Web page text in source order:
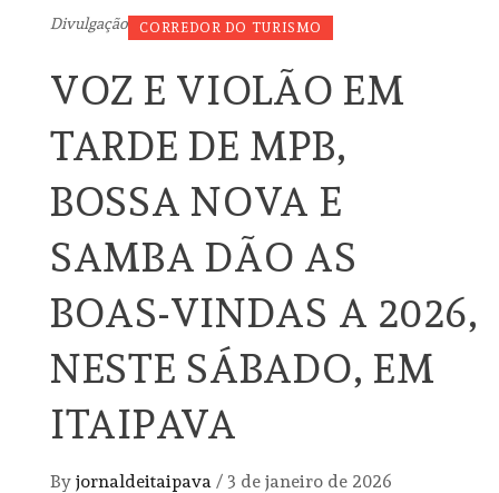
Divulgação CORREDOR DO TURISMO
VOZ E VIOLÃO EM
TARDE DE MPB,
BOSSA NOVA E
SAMBA DÃO AS
BOAS-VINDAS A 2026,
NESTE SÁBADO, EM
ITAIPAVA
By jornaldeitaipava / 3 de janeiro de 2026